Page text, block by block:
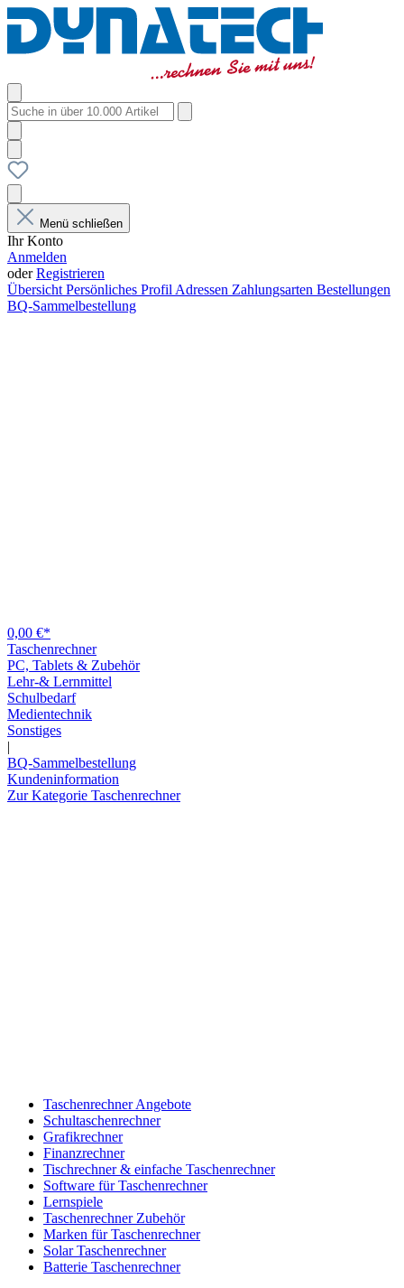
Menü schließen
Ihr Konto
Anmelden
oderRegistrieren
Übersicht Persönliches Profil Adressen Zahlungsarten Bestellungen
BQ-Sammelbestellung
0,00 €*
Taschenrechner
PC, Tablets & Zubehör
Lehr-& Lernmittel
Schulbedarf
Medientechnik
Sonstiges
|
BQ-Sammelbestellung
Kundeninformation
Zur Kategorie Taschenrechner
Taschenrechner Angebote
Schultaschenrechner
Grafikrechner
Finanzrechner
Tischrechner & einfache Taschenrechner
Software für Taschenrechner
Lernspiele
Taschenrechner Zubehör
Marken für Taschenrechner
Solar Taschenrechner
Batterie Taschenrechner